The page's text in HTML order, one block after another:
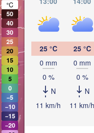
25 °C
0 mm
0 %
N
11 km/h
25 °C
0 mm
0 %
N
11 km/h
°C
50
40
30
25
20
15
10
5
0
−5
−10
−15
−20